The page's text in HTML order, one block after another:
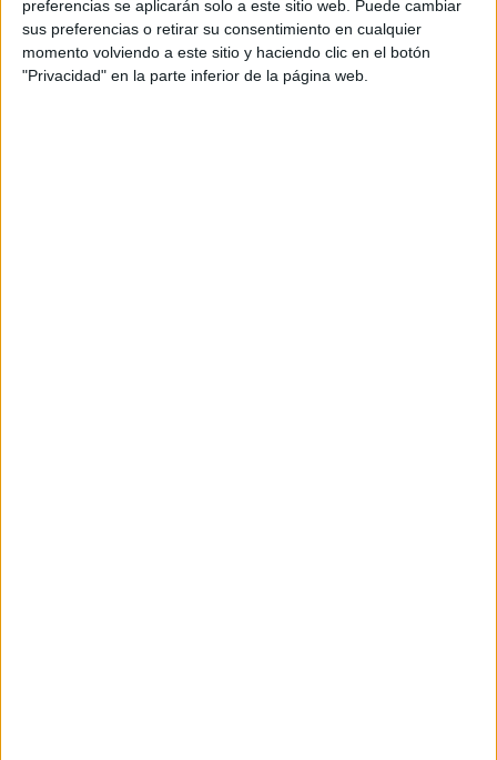
preferencias se aplicarán solo a este sitio web. Puede cambiar
sus preferencias o retirar su consentimiento en cualquier
momento volviendo a este sitio y haciendo clic en el botón
"Privacidad" en la parte inferior de la página web.